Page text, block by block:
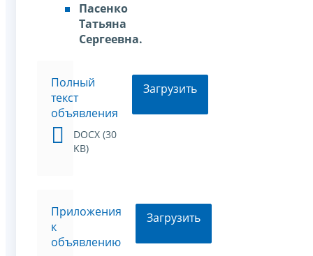
Пасенко
Татьяна
Сергеевна.
Полный
текст
объявления
DOCX (30
KB)
Загрузить
Приложения
к
объявлению
Загрузить